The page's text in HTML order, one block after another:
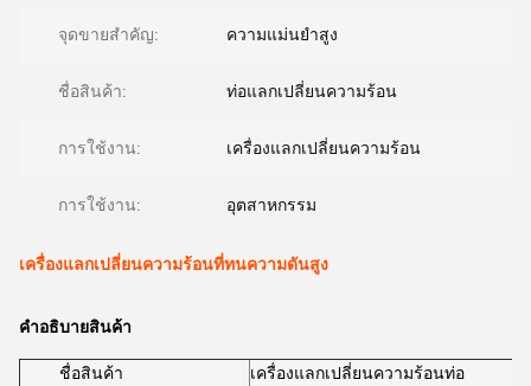
จุดขายสําคัญ: ความแม่นยำสูง
ชื่อสินค้า: ท่อแลกเปลี่ยนความร้อน
การใช้งาน: เครื่องแลกเปลี่ยนความร้อน
การใช้งาน: อุตสาหกรรม
เครื่องแลกเปลี่ยนความร้อนที่ทนความดันสูง
คําอธิบายสินค้า
ชื่อสินค้า
เครื่องแลกเปลี่ยนความร้อนท่อ